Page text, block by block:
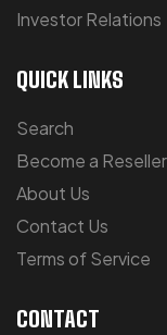
Investor Relations
QUICK LINKS
Search
Become a Reseller
About Us
Contact Us
Terms of Service
CONTACT